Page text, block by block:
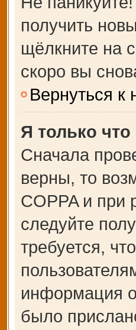
получить
щёлкните на
скоро вы
Вернуться к
Я только
Сначала
верны, то
COPPA и при
следуйте
требуется,
информация
было